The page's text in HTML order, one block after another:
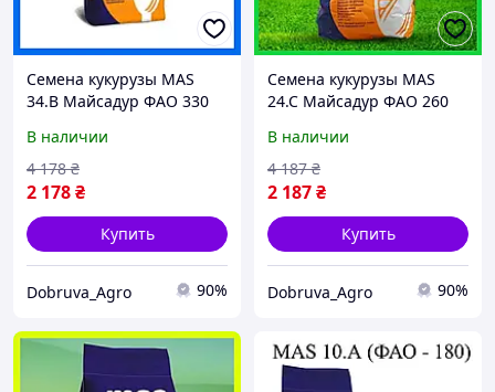
Семена кукурузы MAS
34.B Майсадур ФАО 330
урожайности
В наличии
2 178₴
4 178 ₴
Купить
Dobruva_Agro 90%
Семена кукурузы MAS
24.C Майсадур ФАО 260
урожайности
В наличии
2 187₴
4 187 ₴
Купить
Dobruva_Agro 90%